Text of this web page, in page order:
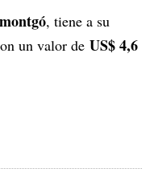
, tiene a su
un valor de US$ 4,6